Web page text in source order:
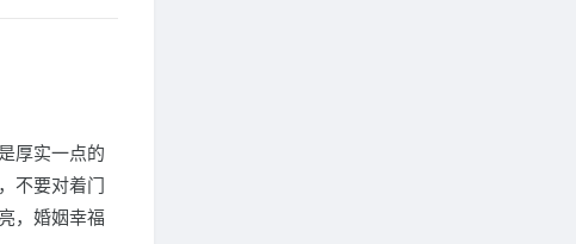
厚实一点的
不要对着门
，婚姻幸福